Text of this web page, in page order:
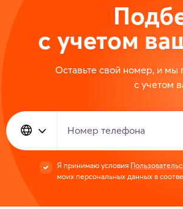
с учетом
Оставьте свой номер, и
с учетом
Номер телефона
Я принимаю условия
моих персональных данных в